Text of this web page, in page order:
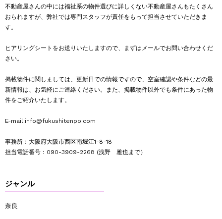
不動産屋さんの中には福祉系の物件選びに詳しくない不動産屋さんもたくさん
おられますが、弊社では専門スタッフが責任をもって担当させていただきま
す。
ヒアリングシートをお送りいたしますので、まずはメールでお問い合わせくだ
さい。
掲載物件に関しましては、更新日での情報ですので、空室確認や条件などの最
新情報は、お気軽にご連絡ください。また、掲載物件以外でも条件にあった物
件をご紹介いたします。
E-mail:info@fukushitenpo.com
事務所：大阪府大阪市西区南堀江1-8-18
担当電話番号： 090-3909-2268 (浅野 雅也まで）
ジャンル
奈良